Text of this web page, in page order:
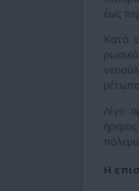
έως
Κατά
Λίγο
Η